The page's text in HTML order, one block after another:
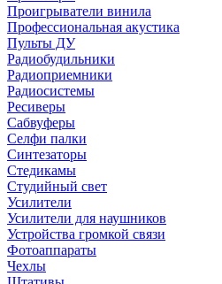
Проигрыватели винила
Профессиональная акустика
Пульты ДУ
Радиобудильники
Радиоприемники
Радиосистемы
Ресиверы
Сабвуферы
Селфи палки
Синтезаторы
Стедикамы
Студийный свет
Усилители
Усилители для наушников
Устройства громкой связи
Фотоаппараты
Чехлы